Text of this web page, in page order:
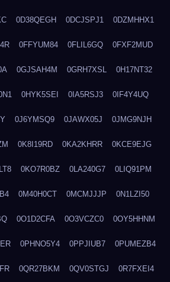
0D38QEGH 0DCJSPJ1 0DZMHHX1
0FFYUM84 0FLIL6GQ 0FXF2MUD
0GJSAH4M 0GRH7XSL 0H17NT32
0HYK5SEI 0IA5RSJ3 0IF4Y4UQ
0J6YMSQ9 0JAWX05J 0JMG9NJH
0K8I19RD 0KA2KHRR 0KCE9EJG
0KO7R0BZ 0LA240G7 0LIQ91PM
0M40H0CT 0MCMJJJP 0N1LZI50
0O1D2CFA 0O3VCZC0 0OY5HHNM
0PHNO5Y4 0PPJIUB7 0PUMEZB4
0QR27BKM 0QV0STGJ 0R7FXEI4